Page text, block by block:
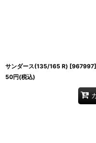
サンダース(135/165 R) [967997]
50円(税込)